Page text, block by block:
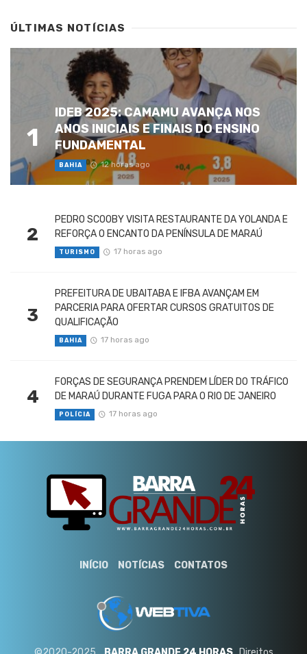
ÚLTIMAS NOTÍCIAS
1
IDEB 2025: CAMAMU AVANÇA NOS
ANOS INICIAIS E FINAIS DO ENSINO
FUNDAMENTAL
BAHIA 12 horas ago
2
PEDRO SCOOBY VISITA RESTAURANTE DA YOLANDA E
REFORÇA O ENCANTO DA PENÍNSULA DE MARAÚ
TURISMO 17 horas ago
3
PREFEITURA DE UBAITABA E IFBA AVANÇAM EM
PARCERIA PARA OFERTAR CURSOS GRATUITOS DE
QUALIFICAÇÃO
BAHIA 17 horas ago
4
FORÇAS DE SEGURANÇA PRENDEM LÍDER DO TRÁFICO
DE MARAÚ DURANTE FUGA PARA O RIO DE JANEIRO
POLÍCIA 17 horas ago
INÍCIO NOTÍCIAS CONTATOS